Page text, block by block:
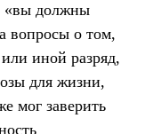
«вы должны
вопросы о том,
иной разряд,
для жизни,
мог заверить